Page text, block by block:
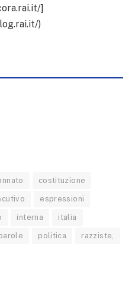
]
)
costituzione
espressioni
interna italia
politica razziste,